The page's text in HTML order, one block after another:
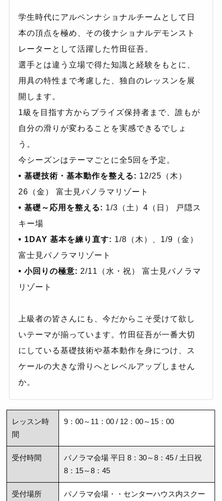
学生時代にアルペンナショナルチームとして日
本の頂点を極め、その後ナショナルデモンスト
レーターとして活躍した竹田征吾。
選手とは違う立場で得た知識と経験をもとに、
用具の特性まで考慮した、独自のレッスンを展
開します。
1級を目指す方からプライズ保持者まで、誰もが
自分の滑りが変わることを実感できるでしょ
う。
今シーズンはテーマごとに全5回を予定。
• 基礎技術・基本動作を整える: 12/25（木）
26（金） 富士見パノラマリゾート
• 基礎～応用を整える: 1/3（土）4（日） 戸隠ス
キー場
• 1DAY 基本を練り直す: 1/8（木）、1/9（金）
富士見パノラマリゾート
• 小回りの極意: 2/11（水・祝） 富士見パノラマ
リゾート
上級者の皆さんにも、今だからこそ受けて欲し
いテーマが揃っています。竹田征吾が一番大切
にしている基礎技術や基本動作を身につけ、ス
ケールの大きな滑りへとレベルアップしません
か。
レッスン時
間
9：00～11：00 / 12：00～15：00
受付時間
パノラマ会場 平日 8：30～8：45 / 土日祝
8：15～8：45
受付場所
パノラマ会場・・センターハウス内スクー